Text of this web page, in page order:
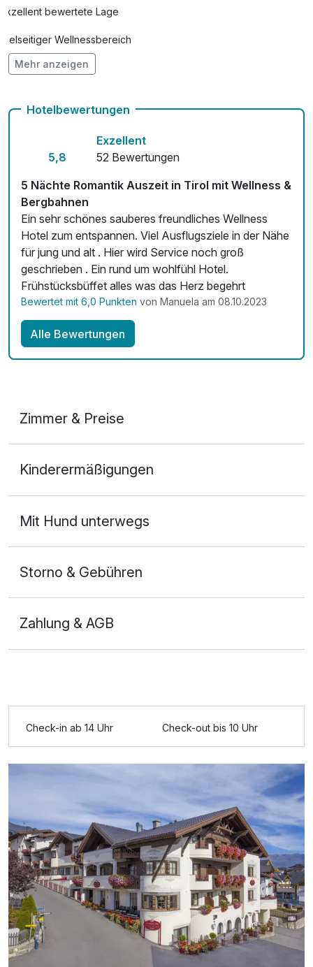
Schlemmer-Rucksack
pro Stück
Tiroler Zirben-Honig Bad für zwei
pro Stück (60 Minuten)
Exzellent bewertete Lage
Vielseitiger Wellnessbereich
Hunde im Hotel erlaubt für 20,00 € pro Person / Nacht
Mit Hotelbar
Mehr anzeigen
Hotelbewertungen
5,8
Exzellent
52 Bewertungen
5 Nächte Romantik Auszeit in Tirol mit Wellness &
Bergbahnen
Ein sehr schönes sauberes freundliches Wellness
Hotel zum entspannen. Viel Ausflugsziele in der Nähe
für jung und alt . Hier wird Service noch groß
geschrieben . Ein rund um wohlfühl Hotel.
Frühstücksbüffet alles was das Herz begehrt
Bewertet mit 6,0 Punkten von Manuela am 08.10.2023
Alle Bewertungen
Zimmer & Preise
2 Erwachsene
436,00 €
Kinderermäßigungen
Mit Hund unterwegs
Storno & Gebühren
Zahlung & AGB
Check-in ab 14 Uhr Check-out bis 10 Uhr